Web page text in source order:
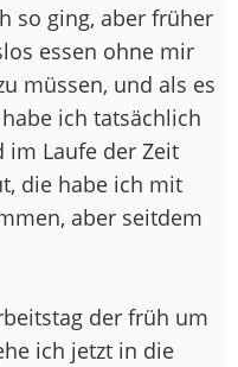
so ging, aber früher
essen ohne mir
müssen, und als es
ich tatsächlich
im Laufe der Zeit
die habe ich mit
aber seitdem
der früh um
ich jetzt in die